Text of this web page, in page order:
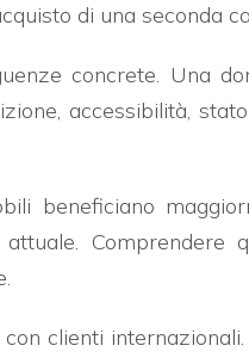
di una seconda
concrete. Una
accessibilità,
beneficiano
Comprendere
clienti